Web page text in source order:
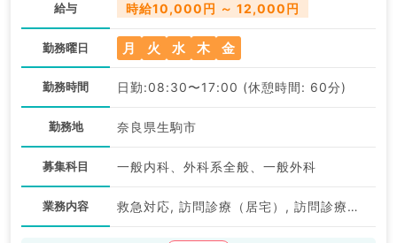
給与 時給10,000円 ～ 12,000円
勤務曜日 月 火 水 木 金
勤務時間 日勤:08:30〜17:00 (休憩時間: 60分)
勤務地 奈良県生駒市
募集科目 一般内科、外科系全般、一般外科
業務内容 救急対応, 訪問診療（居宅）, 訪問診療（施設）